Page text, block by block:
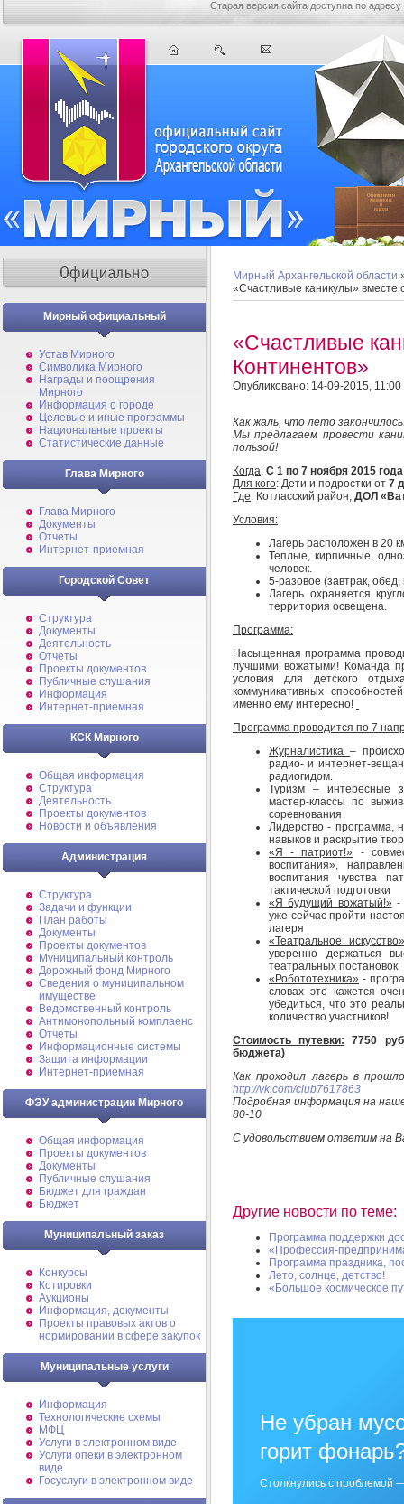
Старая версия сайта доступна по адресу
Мирный официальный
Устав Мирного
Символика Мирного
Награды и поощрения
Мирного
Информация о городе
Целевые и иные программы
Национальные проекты
Статистические данные
Глава Мирного
Глава Мирного
Документы
Отчеты
Интернет-приемная
Городской Совет
Структура
Документы
Деятельность
Отчеты
Проекты документов
Публичные слушания
Информация
Интернет-приемная
КСК Мирного
Общая информация
Структура
Деятельность
Проекты документов
Новости и объявления
Администрация
Структура
Задачи и функции
План работы
Документы
Проекты документов
Муниципальный контроль
Дорожный фонд Мирного
Cведения о муниципальном
имуществе
Ведомственный контроль
Антимонопольный комплаенс
Отчеты
Информационные системы
Защита информации
Интернет-приемная
ФЭУ администрации Мирного
Общая информация
Проекты документов
Документы
Публичные слушания
Бюджет для граждан
Бюджет
Муниципальный заказ
Конкурсы
Котировки
Аукционы
Информация, документы
Проекты правовых актов о
нормировании в сфере закупок
Муниципальные услуги
Информация
Технологические схемы
МФЦ
Услуги в электронном виде
Услуги опеки в электронном
виде
Госуслуги в электронном виде
Мирный Архангельской области
«Счастливые каникулы» вместе
«Счастливые
Континентов»
Опубликовано: 14-09-2015, 11:00
Как жаль, что лето
Мы предлагаем провести
пользой!
Когда: С 1 по 7 ноября 2015
Для кого: Дети и подростки от 7
Где: Котласский район, ДОЛ
Условия:
Лагерь расположен в 20
Теплые, кирпичные,
человек.
5-разовое (завтрак,
Лагерь охраняется
территория освещена.
Программа:
Насыщенная программа
лучшими вожатыми! Команда
условия для детского
коммуникативных
именно ему интересно!
Программа проводится по 7
Журналистика–
радио- и интернет-
радиогидом.
Туризм – интересные
мастер-классы по
соревнования
Лидерство- программа,
навыков и раскрытие
«Я - патриот!» -
воспитания»,
воспитания чувства
тактической подготовки
«Я будущий вожатый!»-
уже сейчас пройти
лагеря
«Театральное
уверенно держаться
театральных постановок
«Робототехника» -
словах это кажется
убедиться, что это
количество участников!
Стоимость путевки: 7750
бюджета)
Как проходил лагерь в
http://vk.com/club7617863
Подробная информация на
80-10
С удовольствием ответим на
Другие новости по теме:
Программа поддержки
«Профессия-
Программа праздника,
Лето, солнце, детство!
«Большое космическое
Не убран
горит
Столкнулись с проблемой